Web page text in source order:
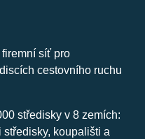
síť pro
cestovního ruchu
středisky v 8 zemích:
středisky, koupališti a